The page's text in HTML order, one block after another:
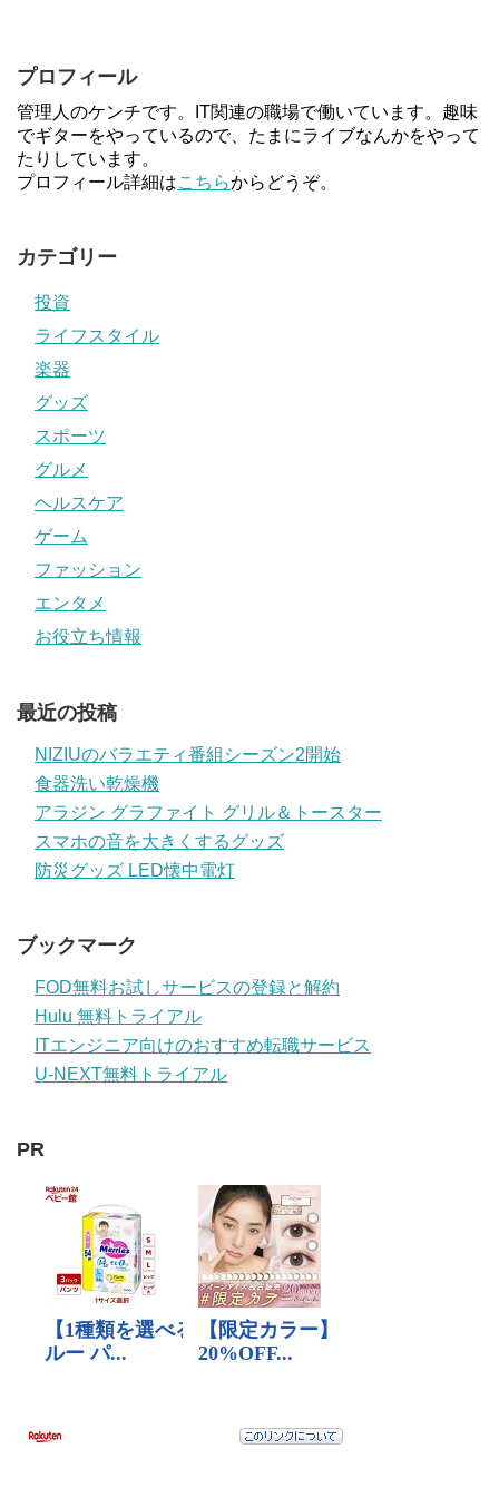
プロフィール
管理人のケンチです。IT関連の職場で働いています。趣味
でギターをやっているので、たまにライブなんかをやって
たりしています。
プロフィール詳細はこちらからどうぞ。
カテゴリー
投資
ライフスタイル
楽器
グッズ
スポーツ
グルメ
ヘルスケア
ゲーム
ファッション
エンタメ
お役立ち情報
最近の投稿
NIZIUのバラエティ番組シーズン2開始
食器洗い乾燥機
アラジン グラファイト グリル＆トースター
スマホの音を大きくするグッズ
防災グッズ LED懐中電灯
ブックマーク
FOD無料お試しサービスの登録と解約
Hulu 無料トライアル
ITエンジニア向けのおすすめ転職サービス
U-NEXT無料トライアル
PR